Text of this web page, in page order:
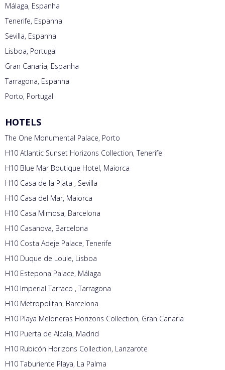
Málaga, Espanha
Tenerife, Espanha
Sevilla, Espanha
Lisboa, Portugal
Gran Canaria, Espanha
Tarragona, Espanha
Porto, Portugal
HOTELS
The One Monumental Palace, Porto
H10 Atlantic Sunset Horizons Collection, Tenerife
H10 Blue Mar Boutique Hotel, Maiorca
H10 Casa de la Plata , Sevilla
H10 Casa del Mar, Maiorca
H10 Casa Mimosa, Barcelona
H10 Casanova, Barcelona
H10 Costa Adeje Palace, Tenerife
H10 Duque de Loule, Lisboa
H10 Estepona Palace, Málaga
H10 Imperial Tarraco , Tarragona
H10 Metropolitan, Barcelona
H10 Playa Meloneras Horizons Collection, Gran Canaria
H10 Puerta de Alcala, Madrid
H10 Rubicón Horizons Collection, Lanzarote
H10 Taburiente Playa, La Palma